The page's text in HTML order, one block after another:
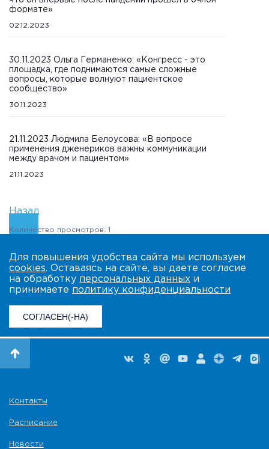
формате»
02.12.2023
30.11.2023 Ольга Германенко: «Конгресс - это
площадка, где поднимаются самые сложные
вопросы, которые волнуют пациентское
сообщество»
30.11.2023
21.11.2023 Людмила Белоусова: «В вопросе
применения дженериков важны коммуникации
между врачом и пациентом»
21.11.2023
Назад
Количество просмотров: 1
Для повышения удобства сайта мы используем
cookies. Оставаясь на сайте, вы даете согласие
на обработку персональных данных и
принимаете политику конфиденциальности
СОГЛАСЕН(-НА)
Контакты
Расписание
Новости